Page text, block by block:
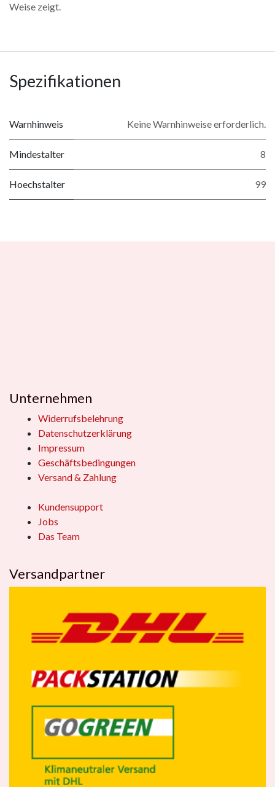
Weise zeigt.
Spezifikationen
Warnhinweis Keine Warnhinweise erforderlich.
Mindestalter 8
Hoechstalter 99
Unternehmen
Widerrufsbelehrung
Datenschutzerklärung
Impressum
Geschäftsbedingungen
Versand & Zahlung
Kundensupport
Jobs
Das Team
Versandpartner